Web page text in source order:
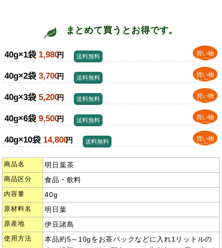
まとめて買うとお得です。
40g×1袋 1,980円
買い物
かごへ
送料無料
40g×2袋 3,700円
買い物
かごへ
送料無料
40g×3袋 5,200円
買い物
かごへ
送料無料
40g×6袋 9,500円
買い物
かごへ
送料無料
40g×10袋 14,800円
買い物
かごへ
送料無料
商品名 明日葉茶
商品区分 食品・飲料
内容量 40g
原材料名 明日葉
原産地 伊豆諸島
使用方法
本品約5～10gをお茶パックなどに入れ1リットルの